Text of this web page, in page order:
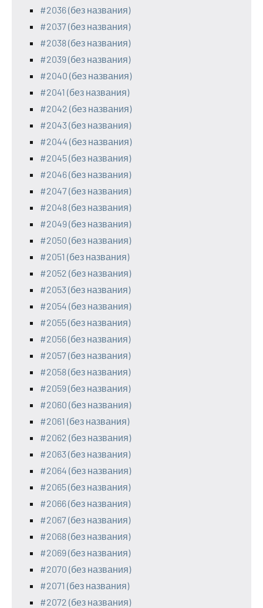
#2036 (без названия)
#2037 (без названия)
#2038 (без названия)
#2039 (без названия)
#2040 (без названия)
#2041 (без названия)
#2042 (без названия)
#2043 (без названия)
#2044 (без названия)
#2045 (без названия)
#2046 (без названия)
#2047 (без названия)
#2048 (без названия)
#2049 (без названия)
#2050 (без названия)
#2051 (без названия)
#2052 (без названия)
#2053 (без названия)
#2054 (без названия)
#2055 (без названия)
#2056 (без названия)
#2057 (без названия)
#2058 (без названия)
#2059 (без названия)
#2060 (без названия)
#2061 (без названия)
#2062 (без названия)
#2063 (без названия)
#2064 (без названия)
#2065 (без названия)
#2066 (без названия)
#2067 (без названия)
#2068 (без названия)
#2069 (без названия)
#2070 (без названия)
#2071 (без названия)
#2072 (без названия)